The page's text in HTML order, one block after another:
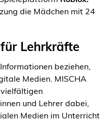
die Mädchen mit 24
Lehrkräfte
beziehen,
Medien. MISCHA
und Lehrer dabei,
Medien im Unterricht